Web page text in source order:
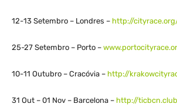
12-13 Setembro – Londres – http://
25-27 Setembro – Porto –
10-11 Outubro – Cracóvia – http://
31 Out – 01 Nov – Barcelona – http://